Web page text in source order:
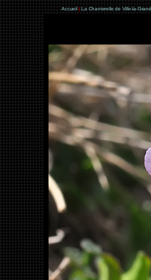
Accueil | La Chanterelle de Ville-la-Grand